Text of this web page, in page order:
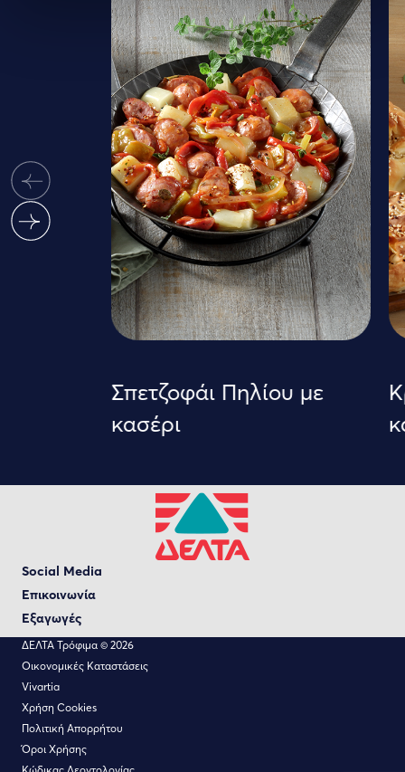
Σπετζοφάι Πηλίου με
κασέρι
Social Media
Επικοινωνία
Εξαγωγές
ΔΕΛΤΑ Τρόφιμα © 2026
Οικονομικές Καταστάσεις
Vivartia
Χρήση Cookies
Πολιτική Απορρήτου
Όροι Χρήσης